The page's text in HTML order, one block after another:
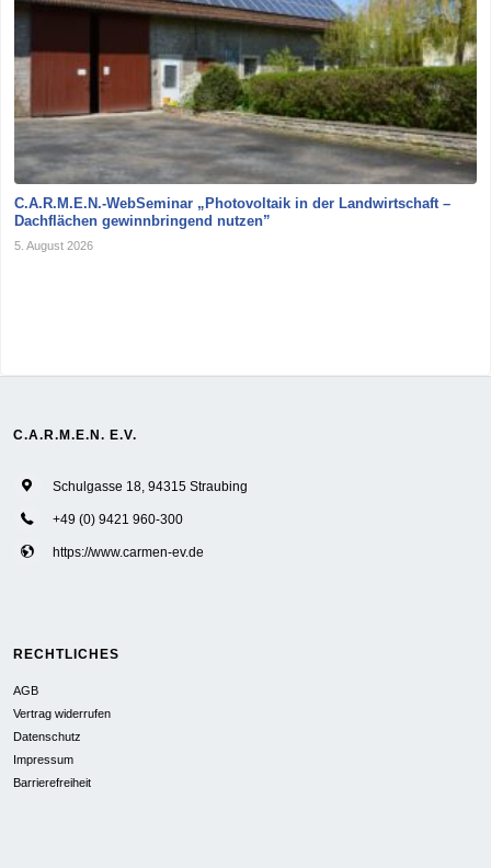
C.A.R.M.E.N.-WebSeminar „Photovoltaik in der Landwirtschaft –
Dachflächen gewinnbringend nutzen”
5. August 2026
C.A.R.M.E.N. E.V.
Schulgasse 18, 94315 Straubing
+49 (0) 9421 960-300
https://www.carmen-ev.de
RECHTLICHES
AGB
Vertrag widerrufen
Datenschutz
Impressum
Barrierefreiheit